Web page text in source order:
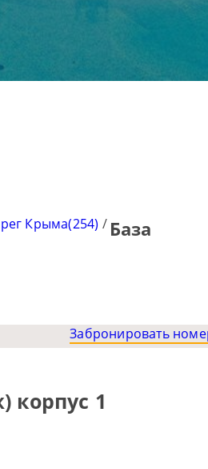
Крыма(254) / База
Забронировать
корпус 1